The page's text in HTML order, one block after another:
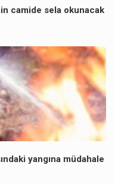
camide sela okunacak
yangına müdahale